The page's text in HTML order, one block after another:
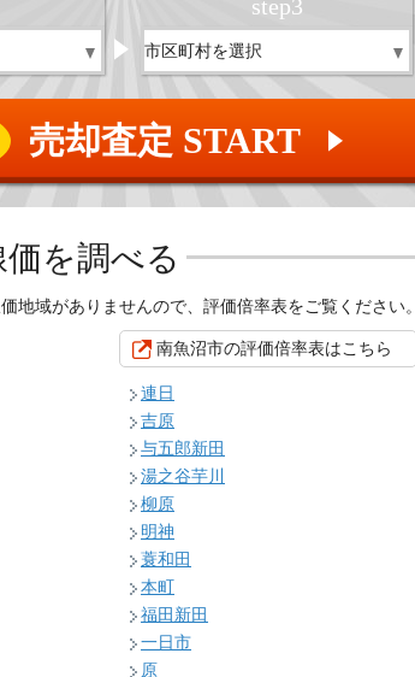
step3
売却査定 START ▲
を調べる
地域がありませんので、評価倍率表をご覧ください。
南魚沼市の評価倍率表はこちら
連日
吉原
与五郎新田
湯之谷芋川
柳原
明神
蓑和田
本町
福田新田
一日市
原